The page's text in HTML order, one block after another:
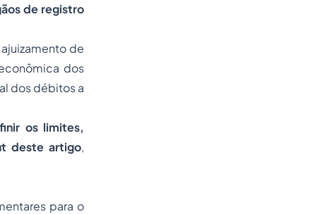
de registro
de
dos
dos débitos a
os limites,
deste artigo,
para o